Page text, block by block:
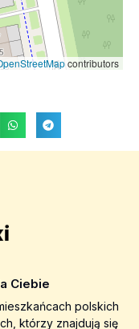
contributors
Ciebie
polskich
którzy znajdują się